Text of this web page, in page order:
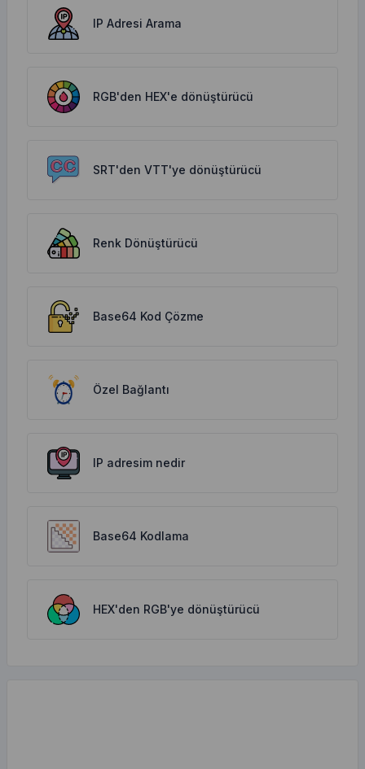
IP Adresi Arama
RGB'den HEX'e dönüştürücü
SRT'den VTT'ye dönüştürücü
Renk Dönüştürücü
Base64 Kod Çözme
Özel Bağlantı
IP adresim nedir
Base64 Kodlama
HEX'den RGB'ye dönüştürücü